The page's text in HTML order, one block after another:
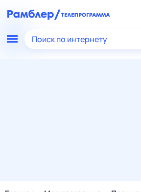
Поиск по интернету